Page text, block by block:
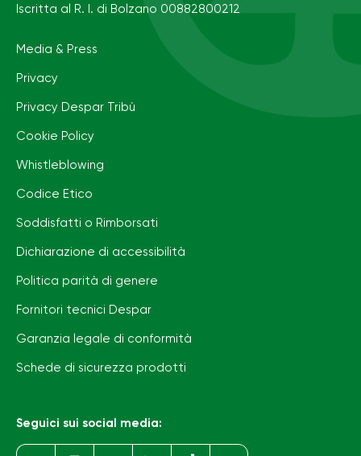
Iscritta al R. I. di Bolzano 00882800212
Media & Press
Privacy
Privacy Despar Tribù
Cookie Policy
Whistleblowing
Codice Etico
Soddisfatti o Rimborsati
Dichiarazione di accessibilità
Politica parità di genere
Fornitori tecnici Despar
Garanzia legale di conformità
Schede di sicurezza prodotti
Seguici sui social media: